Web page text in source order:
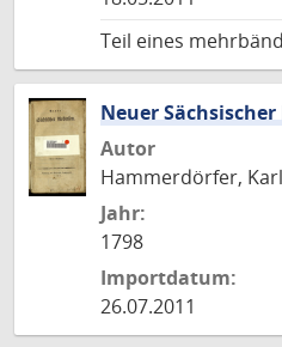
Teil eines
Neuer
Autor
Hammerdörfer, Karl
Jahr:
1798
Importdatum:
26.07.2011